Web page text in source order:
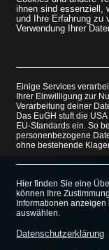
ihnen sind essenziell,
und Ihre Erfahrung zu
Verwendung Ihrer
Einige Services
Ihrer Einwilligung zur
Verarbeitung deiner
Das EuGH stuft die
EU-Standards ein. So
personenbezogene
ohne bestehende
Hier finden Sie eine
können Ihre
Informationen
auswählen.
Datenschutzerklärung
Copyright
AGB|